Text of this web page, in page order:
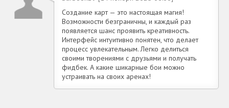
Создание карт — это настоящая магия!
Возможности безграничны, и каждый раз
появляется шанс проявить креативность.
Интерфейс интуитивно понятен, что делает
процесс увлекательным. Легко делиться
своими творениями с друзьями и получать
фидбек. А какие шикарные бои можно
устраивать на своих аренах!